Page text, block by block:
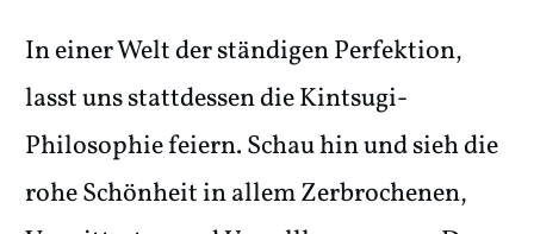
In einer Welt der ständigen Perfektion,
lasst uns stattdessen die Kintsugi-
Philosophie feiern. Schau hin und sieh die
rohe Schönheit in allem Zerbrochenen,